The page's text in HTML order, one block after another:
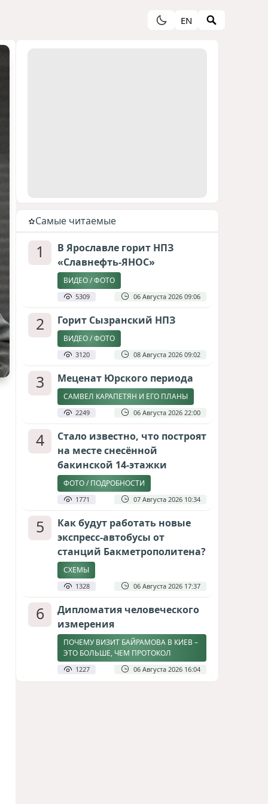
EN
Cамые читаемые
1
В Ярославле горит НПЗ
«Славнефть-ЯНОС»
ВИДЕО / ФОТО
5309 06 Августа 2026 09:06
2 Горит Сызранский НПЗ
ВИДЕО / ФОТО
3120 08 Августа 2026 09:02
3 Меценат Юрского периода
САМВЕЛ КАРАПЕТЯН И ЕГО ПЛАНЫ
2249 06 Августа 2026 22:00
4
Стало известно, что построят
на месте снесённой
бакинской 14-этажки
ФОТО / ПОДРОБНОСТИ
1771 07 Августа 2026 10:34
5
Как будут работать новые
экспресс-автобусы от
станций Бакметрополитена?
СХЕМЫ
1328 06 Августа 2026 17:37
6
Дипломатия человеческого
измерения
ПОЧЕМУ ВИЗИТ БАЙРАМОВА В КИЕВ –
ЭТО БОЛЬШЕ, ЧЕМ ПРОТОКОЛ
1227 06 Августа 2026 16:04